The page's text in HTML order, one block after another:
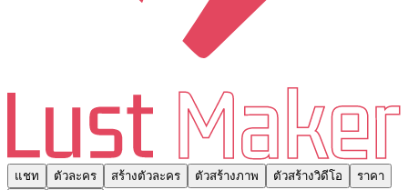
แชท ตัวละคร สร้างตัวละคร ตัวสร้างภาพ ตัวสร้างวิดีโอ
ราคา